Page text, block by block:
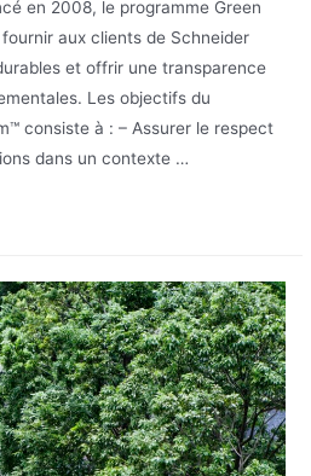
en 2008, le programme Green
aux clients de Schneider
et offrir une transparence
Les objectifs du
consiste à : – Assurer le respect
dans un contexte …